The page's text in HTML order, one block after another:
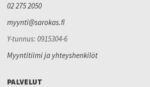
02 275 2050
myynti@sarokas.fi
Y-tunnus: 0915304-6
Myyntitiimi ja yhteyshenkilöt
PALVELUT